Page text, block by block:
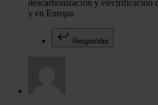
descarbonización y electrificación
y en Europa.
Responder